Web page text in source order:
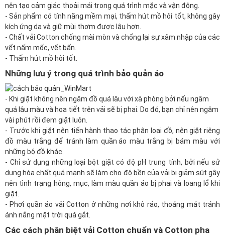
nên tạo cảm giác thoải mái trong quá trình mặc và vận động.
- Sản phẩm có tính năng mềm mại, thấm hút mồ hôi tốt, không gây
kích ứng da và giữ mùi thơm được lâu hơn.
- Chất vải Cotton chống mài mòn và chống lại sự xâm nhập của các
vết nấm mốc, vết bẩn.
- Thấm hút mồ hôi tốt.
Những lưu ý trong quá trình bảo quản áo
- Khi giặt không nên ngâm đồ quá lâu với xà phòng bởi nếu ngâm
quá lâu màu và họa tiết trên vải sẽ bị phai. Do đó, bạn chỉ nên ngâm
vài phút rồi đem giặt luôn.
- Trước khi giặt nên tiến hành thao tác phân loại đồ, nên giặt riêng
đồ màu trắng để tránh làm quần áo màu trắng bị bám màu với
những bộ đồ khác.
- Chỉ sử dụng những loại bột giặt có độ pH trung tính, bởi nếu sử
dụng hóa chất quá mạnh sẽ làm cho độ bền của vải bị giảm sút gây
nên tình trạng hỏng, mục, làm màu quần áo bị phai và loang lổ khi
giặt.
- Phơi quần áo vải Cotton ở những nơi khô ráo, thoáng mát tránh
ánh nắng mặt trời quá gắt.
Các cách phân biệt vải Cotton chuẩn và Cotton pha